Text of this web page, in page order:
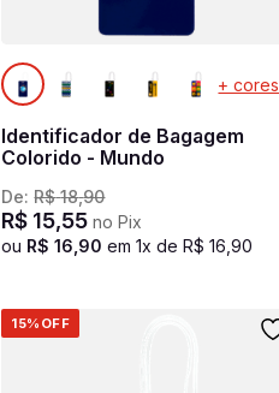
+ cores
Identificador de Bagagem
Colorido - Mundo
De:R$ 18,90
R$ 15,55 no Pix
ou R$ 16 90 em1x deR$ 16 ,90
15% OFF